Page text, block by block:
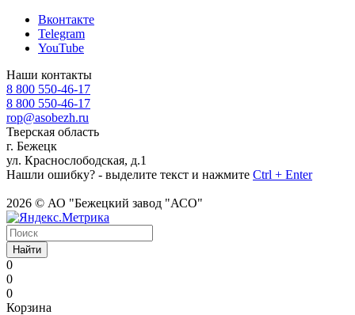
Вконтакте
Telegram
YouTube
Наши контакты
8 800 550-46-17
8 800 550-46-17
rop@asobezh.ru
Тверская область
г. Бежецк
ул. Краснослободская, д.1
Нашли ошибку? - выделите текст и нажмите Ctrl + Enter
2026 © АО "Бежецкий завод "АСО"
Найти
0
0
0
Корзина